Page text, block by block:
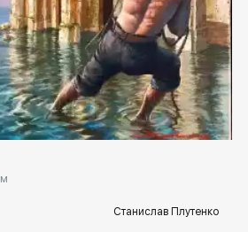
spb.rakovgallery.ru
Станислав Плутенко